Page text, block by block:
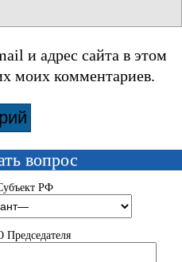
и адрес сайта в этом
моих комментариев.
вопрос
РФ